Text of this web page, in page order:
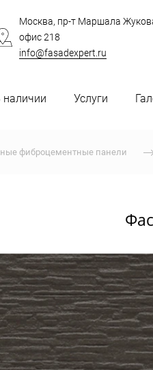
Москва, пр-т Маршала
офис 218
info@fasadexpert.ru
наличии Услуги
фиброцементные панели